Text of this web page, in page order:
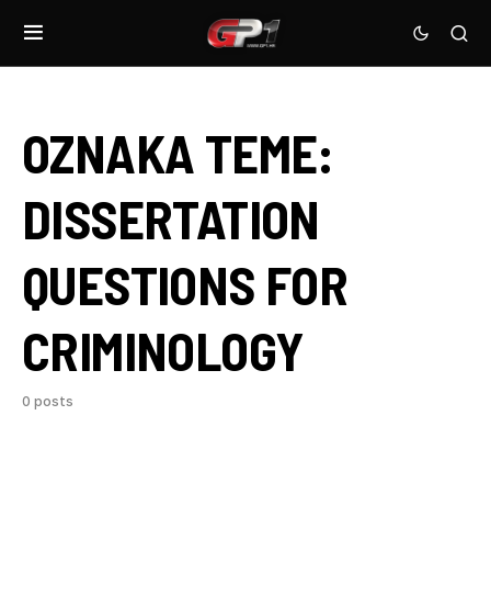
OZNAKA TEME:
DISSERTATION
QUESTIONS FOR
CRIMINOLOGY
0 posts